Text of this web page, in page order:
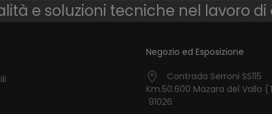
e soluzioni tecniche nel lavoro
Negozio ed Esposizione
Contrada Serroni SS115
Km.50.600 Mazara del Vallo
91026